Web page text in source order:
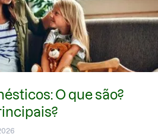
O que são?